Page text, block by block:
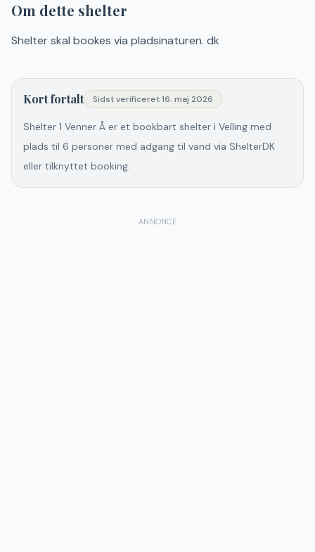
Om dette shelter
Shelter skal bookes via pladsinaturen. dk
Kort fortalt Sidst verificeret16. maj 2026
Shelter 1 Venner Å er et bookbart shelter i Velling med
plads til 6 personer med adgang til vand via ShelterDK
eller tilknyttet booking.
ANNONCE